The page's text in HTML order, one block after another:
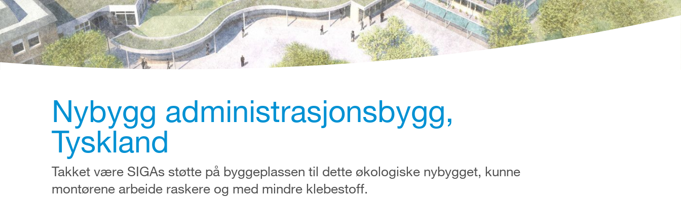
Nybygg administrasjonsbygg,
Tyskland
Takket være SIGAs støtte på byggeplassen til dette økologiske nybygget, kunne
montørene arbeide raskere og med mindre klebestoff.